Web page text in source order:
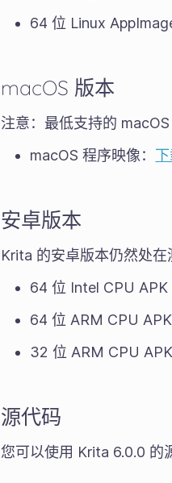
64 位 Linux
macOS 版本
注意：最低支持的
macOS 程序映像：
安卓版本
Krita 的安卓版本仍然处在
64 位 Intel CPU APK
64 位 ARM CPU APK
32 位 ARM CPU APK
源代码
您可以使用 Krita 6.0.0 的